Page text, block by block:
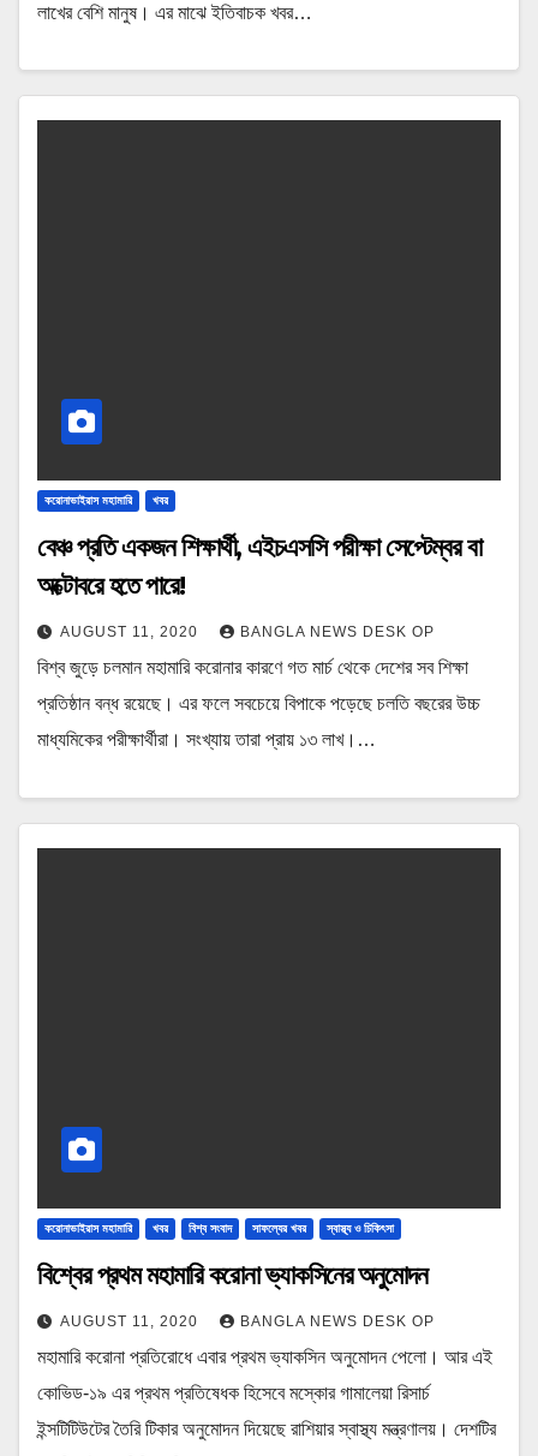
লাখের বেশি মানুষ। এর মাঝে ইতিবাচক খবর…
করোনাভাইরাস মহামারি খবর
বেঞ্চ প্রতি একজন শিক্ষার্থী, এইচএসসি পরীক্ষা সেপ্টেম্বর বা
অক্টোবরে হতে পারে!
AUGUST 11, 2020 BANGLA NEWS DESK OP
বিশ্ব জুড়ে চলমান মহামারি করোনার কারণে গত মার্চ থেকে দেশের সব শিক্ষা
প্রতিষ্ঠান বন্ধ রয়েছে। এর ফলে সবচেয়ে বিপাকে পড়েছে চলতি বছরের উচ্চ
মাধ্যমিকের পরীক্ষার্থীরা। সংখ্যায় তারা প্রায় ১৩ লাখ।…
করোনাভাইরাস মহামারি খবর বিশ্ব সংবাদ সাফল্যের খবর স্বাস্থ্য ও চিকিৎসা
বিশ্বের প্রথম মহামারি করোনা ভ্যাকসিনের অনুমোদন
AUGUST 11, 2020 BANGLA NEWS DESK OP
মহামারি করোনা প্রতিরোধে এবার প্রথম ভ্যাকসিন অনুমোদন পেলো। আর এই
কোভিড-১৯ এর প্রথম প্রতিষেধক হিসেবে মস্কোর গামালেয়া রিসার্চ
ইন্সটিটিউটের তৈরি টিকার অনুমোদন দিয়েছে রাশিয়ার স্বাস্থ্য মন্ত্রণালয়। দেশটির